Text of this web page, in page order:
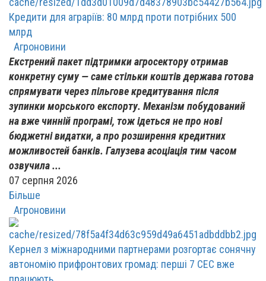
Кредити для аграріїв: 80 млрд проти потрібних 500
млрд
Агроновини
Екстрений пакет підтримки агросектору отримав
конкретну суму — саме стільки коштів держава готова
спрямувати через пільгове кредитування після
зупинки морського експорту. Механізм побудований
на вже чинній програмі, тож ідеться не про нові
бюджетні видатки, а про розширення кредитних
можливостей банків. Галузева асоціація тим часом
озвучила ...
07 серпня 2026
Більше
Агроновини
Кернел з міжнародними партнерами розгортає сонячну
автономію прифронтових громад: перші 7 СЕС вже